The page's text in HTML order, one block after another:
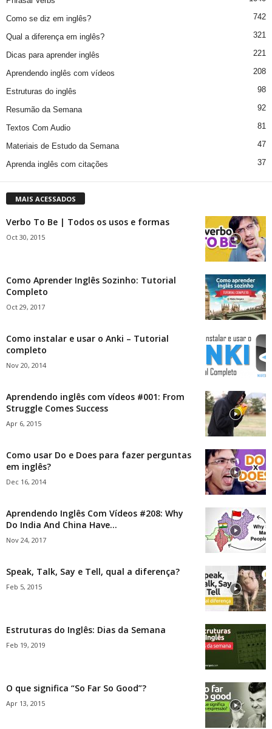
Como se diz em inglês? 742
Qual a diferença em inglês? 321
Dicas para aprender inglês 221
Aprendendo inglês com vídeos 208
Estruturas do inglês 98
Resumão da Semana 92
Textos Com Audio 81
Materiais de Estudo da Semana 47
Aprenda inglês com citações 37
MAIS ACESSADOS
Verbo To Be | Todos os usos e formas
Oct 30, 2015
Como Aprender Inglês Sozinho: Tutorial
Completo
Oct 29, 2017
Como instalar e usar o Anki – Tutorial
completo
Nov 20, 2014
Aprendendo inglês com vídeos #001: From
Struggle Comes Success
Apr 6, 2015
Como usar Do e Does para fazer perguntas
em inglês?
Dec 16, 2014
Aprendendo Inglês Com Vídeos #208: Why
Do India And China Have...
Nov 24, 2017
Speak, Talk, Say e Tell, qual a diferença?
Feb 5, 2015
Estruturas do Inglês: Dias da Semana
Feb 19, 2019
O que significa “So Far So Good”?
Apr 13, 2015